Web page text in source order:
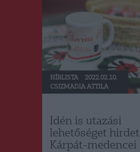
HÍRLISTA
2022.02.10.
CSIZMADIA ATTILA
Idén is utazási
lehetőséget hirdet
Kárpát-medencei